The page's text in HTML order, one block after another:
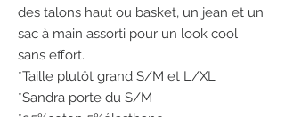
des talons haut ou basket, un jean et un
sac à main assorti pour un look cool
sans effort.
*Taille plutôt grand S/M et L/XL
*Sandra porte du S/M